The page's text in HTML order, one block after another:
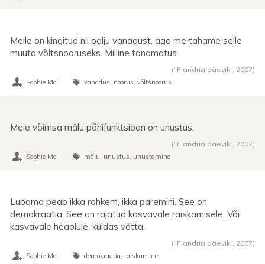
Meile on kingitud nii palju vanadust, aga me tahame selle
muuta võltsnooruseks. Milline tänamatus.
(“Flandria päevik”, 2007)
Sophie Mol vanadus noorus võltsnoorus
Meie võimsa mälu põhifunktsioon on unustus.
(“Flandria päevik”, 2007)
Sophie Mol mälu unustus unustamine
Lubama peab ikka rohkem, ikka paremini. See on
demokraatia. See on rajatud kasvavale raiskamisele. Või
kasvavale heaolule, kuidas võtta.
(“Flandria päevik”, 2007)
Sophie Mol demokraatia raiskamine